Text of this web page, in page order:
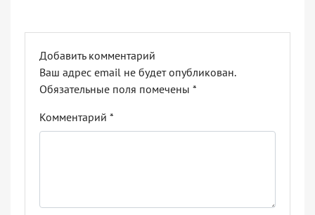
Добавить комментарий
Ваш адрес email не будет опубликован.
Обязательные поля помечены *
Комментарий *